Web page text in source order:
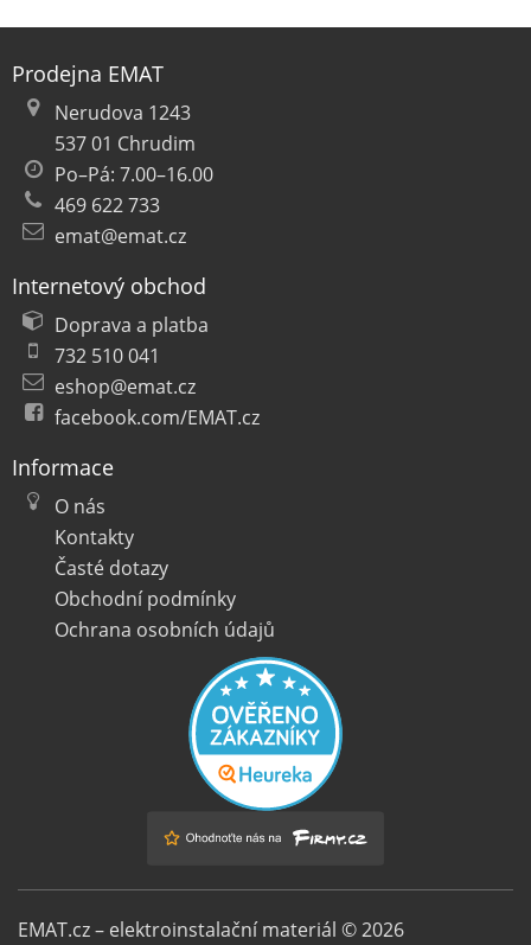
Prodejna EMAT
Nerudova 1243
537 01 Chrudim
Po–Pá: 7.00–16.00
469 622 733
emat@emat.cz
Internetový obchod
Doprava a platba
732 510 041
eshop@emat.cz
facebook.com/EMAT.cz
Informace
O nás
Kontakty
Časté dotazy
Obchodní podmínky
Ochrana osobních údajů
EMAT.cz – elektroinstalační materiál © 2026